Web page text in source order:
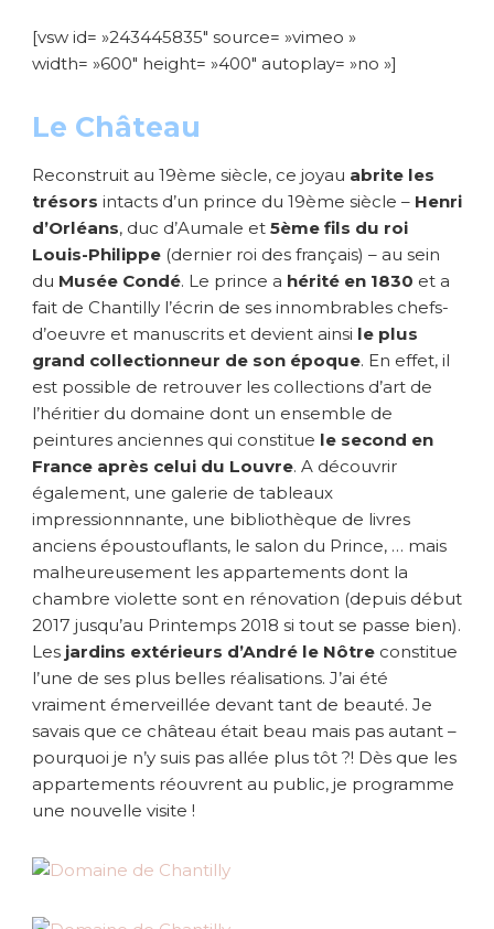
[vsw id= »243445835″ source= »vimeo »
width= »600″ height= »400″ autoplay= »no »]
Le Château
Reconstruit au 19ème siècle, ce joyau abrite les
trésors intacts d’un prince du 19ème siècle – Henri
d’Orléans, duc d’Aumale et 5ème fils du roi
Louis-Philippe (dernier roi des français) – au sein
du Musée Condé. Le prince a hérité en 1830 et a
fait de Chantilly l’écrin de ses innombrables chefs-
d’oeuvre et manuscrits et devient ainsi le plus
grand collectionneur de son époque. En effet, il
est possible de retrouver les collections d’art de
l’héritier du domaine dont un ensemble de
peintures anciennes qui constitue le second en
France après celui du Louvre. A découvrir
également, une galerie de tableaux
impressionnnante, une bibliothèque de livres
anciens époustouflants, le salon du Prince, … mais
malheureusement les appartements dont la
chambre violette sont en rénovation (depuis début
2017 jusqu’au Printemps 2018 si tout se passe bien).
Les jardins extérieurs d’André le Nôtre constitue
l’une de ses plus belles réalisations. J’ai été
vraiment émerveillée devant tant de beauté. Je
savais que ce château était beau mais pas autant –
pourquoi je n’y suis pas allée plus tôt ?! Dès que les
appartements réouvrent au public, je programme
une nouvelle visite !